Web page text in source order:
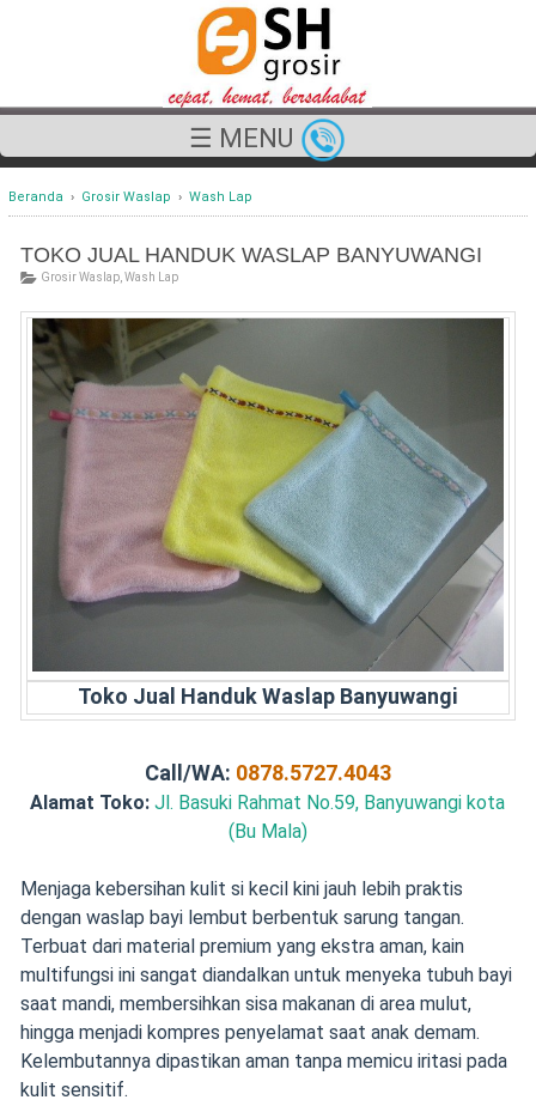
☰ MENU
Beranda › Grosir Waslap › Wash Lap
TOKO JUAL HANDUK WASLAP BANYUWANGI
Grosir Waslap, Wash Lap
Toko Jual Handuk Waslap Banyuwangi
Call/WA: 0878.5727.4043
Alamat Toko: Jl. Basuki Rahmat No.59, Banyuwangi kota
(Bu Mala)
Menjaga kebersihan kulit si kecil kini jauh lebih praktis
dengan waslap bayi lembut berbentuk sarung tangan.
Terbuat dari material premium yang ekstra aman, kain
multifungsi ini sangat diandalkan untuk menyeka tubuh bayi
saat mandi, membersihkan sisa makanan di area mulut,
hingga menjadi kompres penyelamat saat anak demam.
Kelembutannya dipastikan aman tanpa memicu iritasi pada
kulit sensitif.